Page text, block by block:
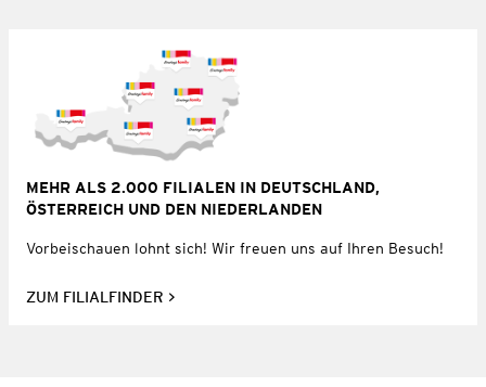
MEHR ALS 2.000 FILIALEN IN DEUTSCHLAND,
ÖSTERREICH UND DEN NIEDERLANDEN
Vorbeischauen lohnt sich! Wir freuen uns auf Ihren Besuch!
ZUM FILIALFINDER